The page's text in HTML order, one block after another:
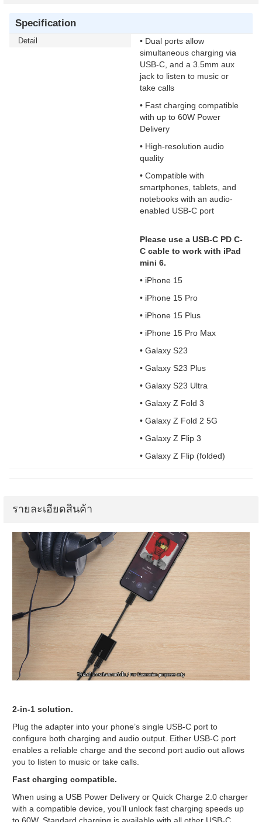
Specification
Detail
• Dual ports allow
simultaneous charging via
USB-C, and a 3.5mm aux
jack to listen to music or
take calls
• Fast charging compatible
with up to 60W Power
Delivery
• High-resolution audio
quality
• Compatible with
smartphones, tablets, and
notebooks with an audio-
enabled USB-C port
Please use a USB-C PD C-
C cable to work with iPad
mini 6.
• iPhone 15
• iPhone 15 Pro
• iPhone 15 Plus
• iPhone 15 Pro Max
• Galaxy S23
• Galaxy S23 Plus
• Galaxy S23 Ultra
• Galaxy Z Fold 3
• Galaxy Z Fold 2 5G
• Galaxy Z Flip 3
• Galaxy Z Flip (folded)
รายละเอียดสินค้า
2-in-1 solution.
Plug the adapter into your phone’s single USB-C port to
configure both charging and audio output. Either USB-C port
enables a reliable charge and the second port audio out allows
you to listen to music or take calls.
Fast charging compatible.
When using a USB Power Delivery or Quick Charge 2.0 charger
with a compatible device, you’ll unlock fast charging speeds up
to 60W. Standard charging is available with all other USB-C